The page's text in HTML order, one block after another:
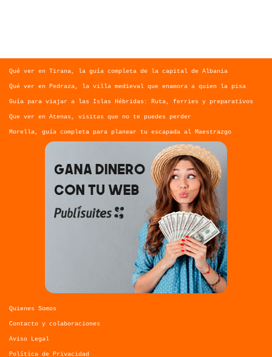
Asegura tu viaje con iati
IATI SEGUROS
Qué ver en Tirana, la guía completa de la capital de Albania
Qué ver en Pedraza, la villa medieval que enamora a quien la pisa
Guía para viajar a las Islas Hébridas: Ruta, ferries y preparativos